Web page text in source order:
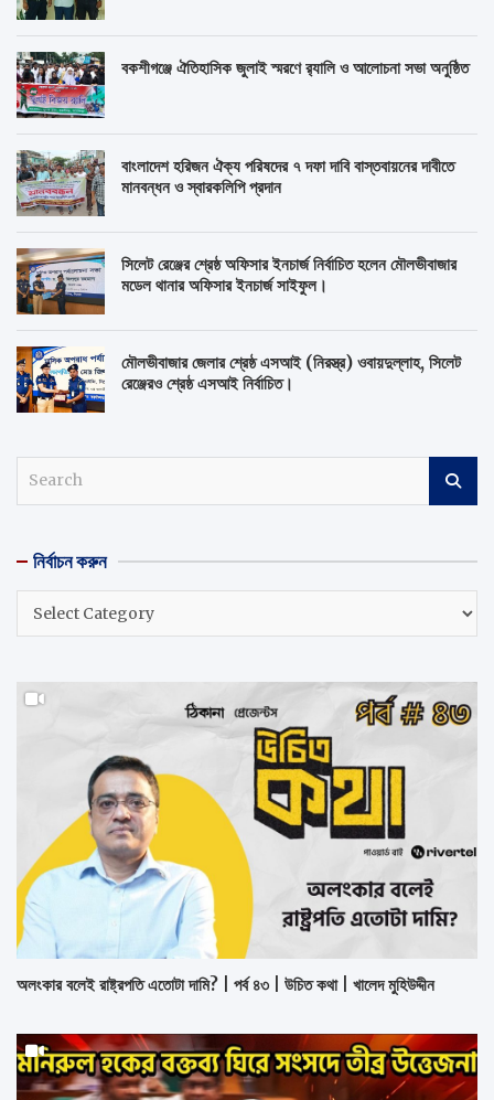
বকশীগঞ্জে ঐতিহাসিক জুলাই স্মরণে র‍্যালি ও আলোচনা সভা অনুষ্ঠিত
বাংলাদেশ হরিজন ঐক্য পরিষদের ৭ দফা দাবি বাস্তবায়নের দাবীতে
মানবন্ধন ও স্বারকলিপি প্রদান
সিলেট রেঞ্জের শ্রেষ্ঠ অফিসার ইনচার্জ নির্বাচিত হলেন মৌলভীবাজার
মডেল থানার অফিসার ইনচার্জ সাইফুল।
মৌলভীবাজার জেলার শ্রেষ্ঠ এসআই (নিরস্ত্র) ওবায়দুল্লাহ, সিলেট
রেঞ্জেরও শ্রেষ্ঠ এসআই নির্বাচিত।
c
h
নির্বাচন করুন
করুন
অলংকার বলেই রাষ্ট্রপতি এতোটা দামি? | পর্ব ৪৩ | উচিত কথা | খালেদ মুহিউদ্দীন